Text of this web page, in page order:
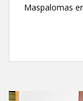
Maspalomas